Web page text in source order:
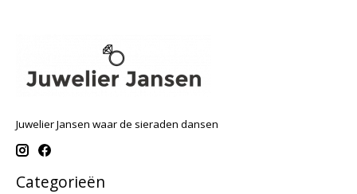
Juwelier Jansen waar de sieraden dansen
Categorieën